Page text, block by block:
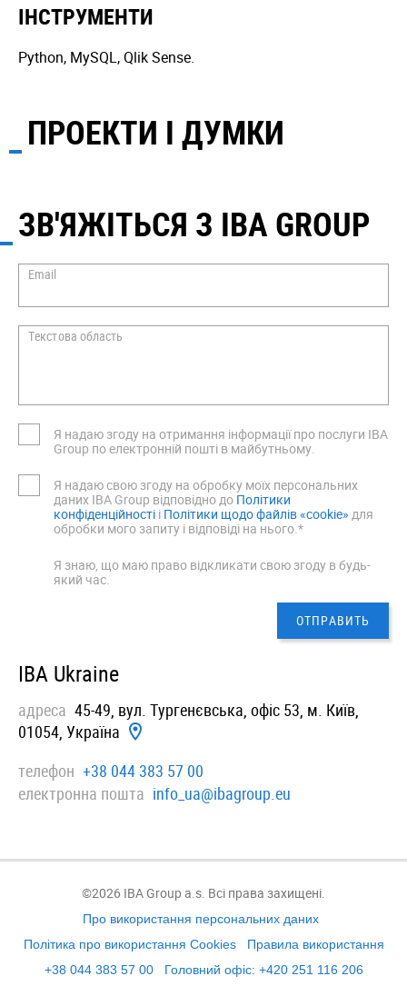
ІНСТРУМЕНТИ
Python, MySQL, Qlik Sense.
ПРОЕКТИ І ДУМКИ
ЗВ'ЯЖІТЬСЯ З IBA GROUP
Email
Текстова область
Я надаю згоду на отримання інформації про послуги IBA
Group по електронній пошті в майбутньому.
Я надаю свою згоду на обробку моїх персональних
даних IBA Group відповідно до Політики
конфіденційності i Політики щодо файлів «cookie» для
обробки мого запиту і відповіді на нього.*
Я знаю, що маю право відкликати свою згоду в будь-
який час.
IBA Ukraine
адреса 45-49, вул. Тургенєвська, офiс 53, м. Київ,
01054, Україна
телефон +38 044 383 57 00
електронна пошта info_ua@ibagroup.eu
©2026 IBA Group a.s. Всі права захищені.
Про використання персональних даних
Політика про використання Cookies
Правила використання
+38 044 383 57 00
Головний офіс: +420 251 116 206